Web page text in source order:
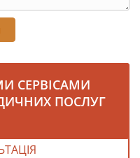
СЕРВІСАМИ
ПОСЛУГ